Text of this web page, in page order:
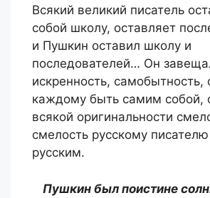
Всякий великий писатель
собой школу, оставляет
и Пушкин оставил школу и
последователей… Он
искренность, самобытность,
каждому быть самим собой,
всякой оригинальности
смелость русскому
русским.
Пушкин был поистине